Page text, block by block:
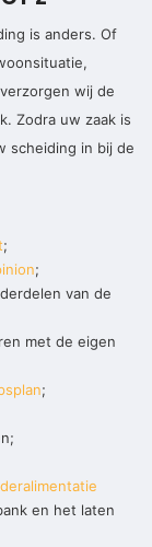
is anders. Of
wij de
Zodra uw zaak is
scheiding in bij de
;
;
van de
met de eigen
;
en het laten